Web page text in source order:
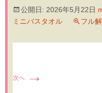
公開日: 2026年5月22日
ミニバスタオル
フル
次へ →